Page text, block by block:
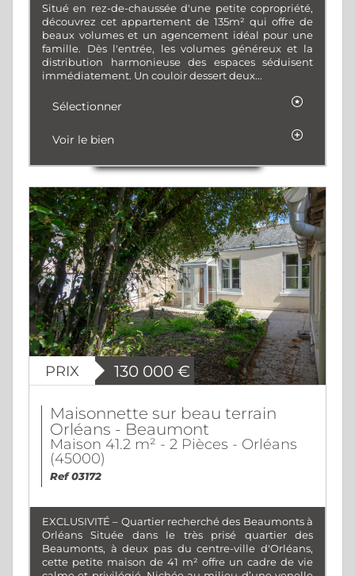
Situé en rez-de-chaussée d'une petite copropriété,
découvrez cet appartement de 135m² qui offre de
beaux volumes et un agencement idéal pour une
famille. Dès l'entrée, les volumes généreux et la
distribution harmonieuse des espaces séduisent
immédiatement. Un couloir dessert deux...
Sélectionner
Voir le bien
PRIX 130 000 €
Maisonnette sur beau terrain
Orléans - Beaumont
Maison 41.2 m² - 2 Pièces - Orléans
(45000)
Ref 03172
EXCLUSIVITÉ – Quartier recherché des Beaumonts à
Orléans Située dans le très prisé quartier des
Beaumonts, à deux pas du centre-ville d'Orléans,
cette petite maison de 41 m² offre un cadre de vie